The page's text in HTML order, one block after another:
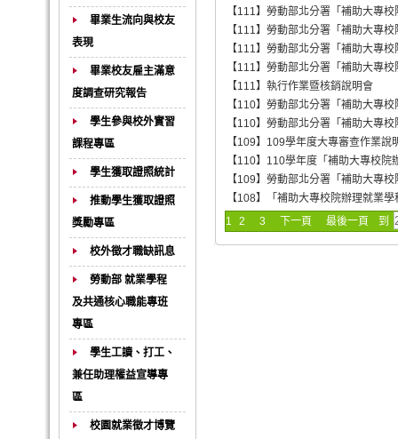
畢業生流向與校友
表現
畢業校友雇主滿意
度調查研究報告
學生參與校外實習
課程專區
學生獲取證照統計
推動學生獲取證照
獎勵專區
校外徵才職缺訊息
勞動部 就業學程
及共通核心職能專班
專區
學生工讀、打工、
兼任助理權益宣導專
區
校園就業徵才博覽
【111】勞動部北分署「補助大專
【111】勞動部北分署「補助大專
【111】勞動部北分署「補助大專
【111】勞動部北分署「補助大專
【111】執行作業暨核銷說明會
【110】勞動部北分署「補助大專
【110】勞動部北分署「補助大專
【109】109學年度大專審查作業說
【110】110學年度「補助大專校
【109】勞動部北分署「補助大專
【108】「補助大專校院辦理就業
1
2 3 下一頁 最後一頁 到